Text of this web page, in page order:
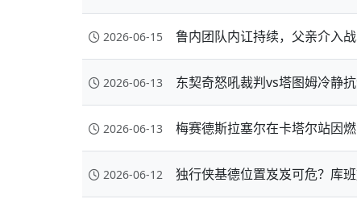
2026-06-15 鲁内团队内讧持续，父亲介入
2026-06-13 东契奇怒吼裁判vs塔图姆冷静
2026-06-13 梅赛德斯拉塞尔在卡塔尔站因
2026-06-12 独行侠基德位置岌岌可危？库